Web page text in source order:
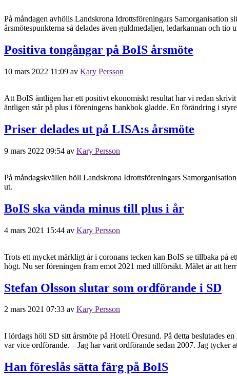
På måndagen avhölls Landskrona Idrottsföreningars Samorganisation
årsmötespunkterna så delades även guldmedaljen, ledarkannan och
Positiva tongångar på BoIS årsmöte
10 mars 2022 11:09 av Kary Persson
Att BoIS äntligen har ett positivt ekonomiskt resultat har vi redan
äntligen står på plus i föreningens bankbok gladde. En förändring i
Priser delades ut på LISA:s årsmöte
9 mars 2022 09:54 av Kary Persson
På måndagskvällen höll Landskrona Idrottsföreningars
ut.
BoIS ska vända minus till plus i år
4 mars 2021 15:44 av Kary Persson
Trots ett mycket märkligt år i coronans tecken kan BoIS se tillbaka på
högt. Nu ser föreningen fram emot 2021 med tillförsikt. Målet är att
Stefan Olsson slutar som ordförande i SD
2 mars 2021 07:33 av Kary Persson
I lördags höll SD sitt årsmöte på Hotell Öresund. På detta beslutades
var vice ordförande. – Jag har varit ordförande sedan 2007. Jag
Han föreslås sätta färg på BoIS